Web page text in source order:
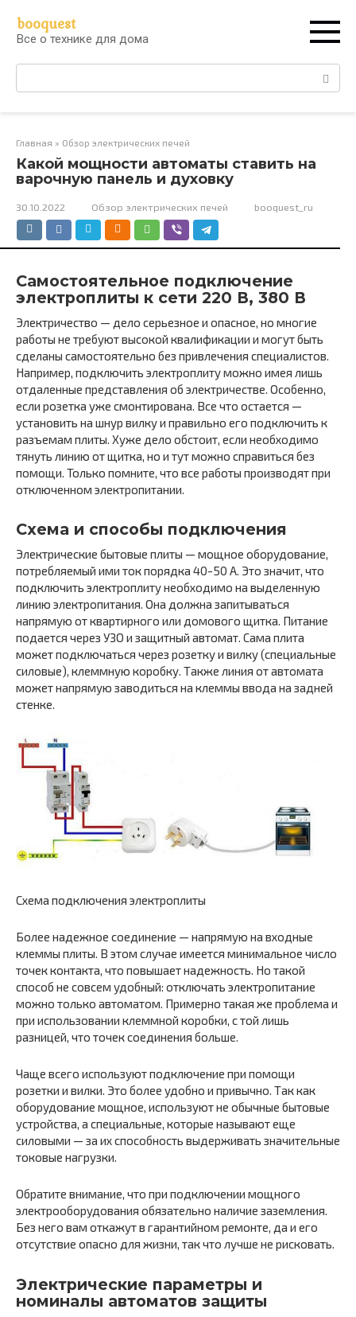
контенту
booquest
Все о технике для дома
Поиск:
Главная » Обзор электрических печей
Какой мощности автоматы ставить на
варочную панель и духовку
30.10.2022 Обзор электрических печей booquest_ru
Самостоятельное подключение
электроплиты к сети 220 В, 380 В
Электричество — дело серьезное и опасное, но многие
работы не требуют высокой квалификации и могут быть
сделаны самостоятельно без привлечения специалистов.
Например, подключить электроплиту можно имея лишь
отдаленные представления об электричестве. Особенно,
если розетка уже смонтирована. Все что остается —
установить на шнур вилку и правильно его подключить к
разъемам плиты. Хуже дело обстоит, если необходимо
тянуть линию от щитка, но и тут можно справиться без
помощи. Только помните, что все работы производят при
отключенном электропитании.
Схема и способы подключения
Электрические бытовые плиты — мощное оборудование,
потребляемый ими ток порядка 40-50 А. Это значит, что
подключить электроплиту необходимо на выделенную
линию электропитания. Она должна запитываться
напрямую от квартирного или домового щитка. Питание
подается через УЗО и защитный автомат. Сама плита
может подключаться через розетку и вилку (специальные
силовые), клеммную коробку. Также линия от автомата
может напрямую заводиться на клеммы ввода на задней
стенке.
Схема подключения электроплиты
Более надежное соединение — напрямую на входные
клеммы плиты. В этом случае имеется минимальное число
точек контакта, что повышает надежность. Но такой
способ не совсем удобный: отключать электропитание
можно только автоматом. Примерно такая же проблема и
при использовании клеммной коробки, с той лишь
разницей, что точек соединения больше.
Чаще всего используют подключение при помощи
розетки и вилки. Это более удобно и привычно. Так как
оборудование мощное, используют не обычные бытовые
устройства, а специальные, которые называют еще
силовыми — за их способность выдерживать значительные
токовые нагрузки.
Обратите внимание, что при подключении мощного
электрооборудования обязательно наличие заземления.
Без него вам откажут в гарантийном ремонте, да и его
отсутствие опасно для жизни, так что лучше не рисковать.
Электрические параметры и
номиналы автоматов защиты